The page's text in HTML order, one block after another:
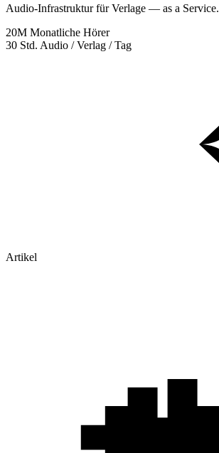
Audio-Infrastruktur für Verlage — as a Service.
20M Monatliche Hörer
30 Std. Audio / Verlag / Tag
Artikel